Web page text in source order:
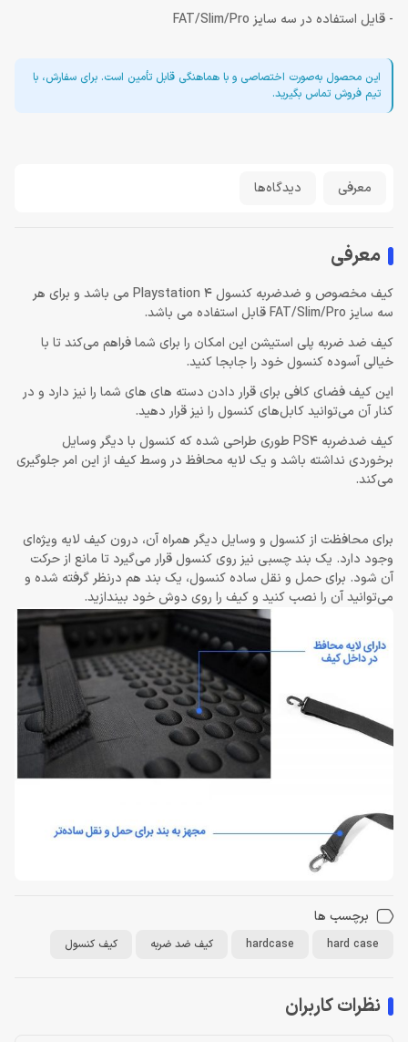
- قایل استفاده در سه سایز FAT/Slim/Pro
این محصول به‌صورت اختصاصی و با هماهنگی قابل تأمین است. برای سفارش، با
تیم فروش تماس بگیرید.
معرفی دیدگاه‌ها
معرفی
کیف مخصوص و ضدضربه کنسول Playstation 4 می باشد و برای هر
سه سایز FAT/Slim/Pro قابل استفاده می باشد.
کیف ضد ضربه پلی استیشن این امکان را برای شما فراهم می‌کند تا با
خیالی آسوده کنسول خود را جابجا کنید.
این کیف فضای کافی برای قرار دادن دسته های های شما را نیز دارد و در
کنار آن می‌توانید کابل‌های کنسول را نیز قرار دهید.
کیف ضدضربه PS4‌ طوری طراحی شده که کنسول با دیگر وسایل
برخوردی نداشته باشد و یک لایه محافظ در وسط کیف از این امر جلوگیری
می‌کند.
برای محافظت از کنسول و وسایل دیگر همراه آن، درون کیف لایه ویژه‌ای
وجود دارد. یک بند چسبی نیز روی کنسول قرار می‌گیرد تا مانع از حرکت
آن شود. برای حمل و نقل ساده کنسول، یک بند هم درنظر گرفته شده و
می‌توانید آن را نصب کنید و کیف را روی دوش خود بیندازید.
برچسب ها
hard case
hardcase کیف ضد ضربه کیف کنسول
نظرات کاربران